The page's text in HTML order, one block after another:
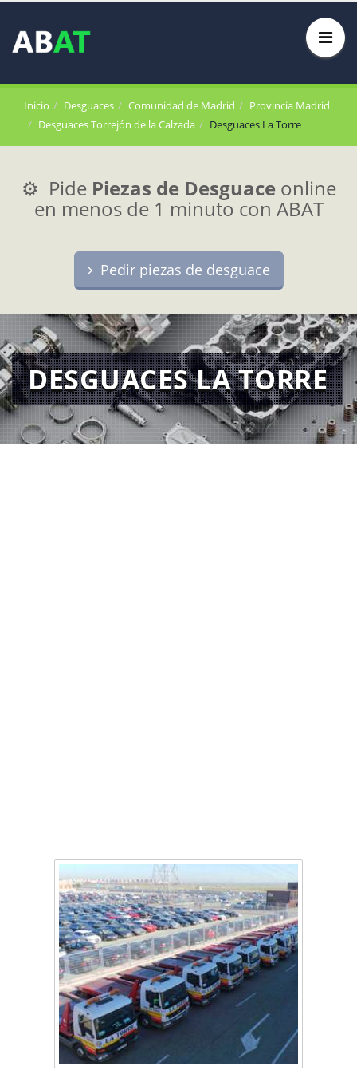
Inicio Desguaces Comunidad de Madrid
Provincia Madrid
Desguaces Torrejón de la Calzada
Desguaces La Torre
⚙️ Pide Piezas de Desguace online
en menos de 1 minuto con ABAT
Pedir piezas de desguace
DESGUACES LA TORRE